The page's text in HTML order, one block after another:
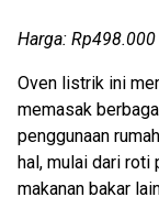
Harga: Rp498.000
Oven listrik ini
memasak
penggunaan
hal, mulai dari roti
makanan bakar